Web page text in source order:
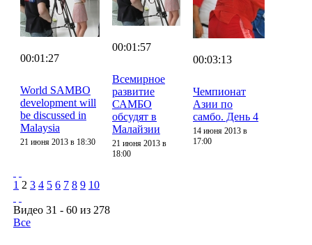
00:01:27
World SAMBO
development will
be discussed in
Malaysia
21 июня 2013 в 18:30
00:01:57
Всемирное
развитие
САМБО
обсудят в
Малайзии
21 июня 2013 в
18:00
00:03:13
Чемпионат
Азии по
самбо. День 4
14 июня 2013 в
17:00
1 2 3 4 5 6 7 8 9 10
Видео 31 - 60 из 278
Все